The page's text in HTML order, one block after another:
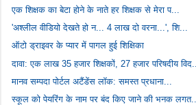
एक शिक्षक का बेटा होने के नाते हर शिक्षक से मेरा प...
'अश्लील वीडियो देखते हो न... 4 लाख दो वरना...', शि...
ऑटो ड्राइवर के प्यार में पागल हुई शिक्षिका
दावा: एक लाख 35 हजार शिक्षकों, 27 हजार परिषदीय विद...
मानव सम्पदा पोर्टल अटैंडेंस लॉक: समस्त प्रधाना...
स्कूल को पेयरिंग के नाम पर बंद किए जाने की भनक लगत...